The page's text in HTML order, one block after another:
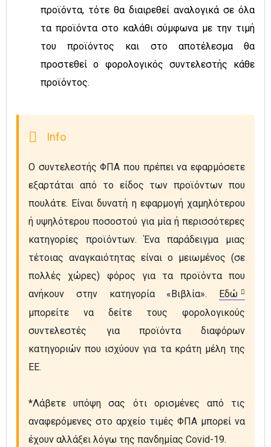
προϊόντα, τότε θα διαιρεθεί αναλογικά σε όλα
τα προϊόντα στο καλάθι σύμφωνα με την τιμή
του προϊόντος και στο αποτέλεσμα θα
προστεθεί ο φορολογικός συντελεστής κάθε
προϊόντος.
Ο συντελεστής ΦΠΑ που πρέπει να εφαρμόσετε
εξαρτάται από το είδος των προϊόντων που
πουλάτε. Είναι δυνατή η εφαρμογή χαμηλότερου
ή υψηλότερου ποσοστού για μία ή περισσότερες
κατηγορίες προϊόντων. Ένα παράδειγμα μιας
τέτοιας αναγκαιότητας είναι ο μειωμένος (σε
πολλές χώρες) φόρος για τα προϊόντα που
ανήκουν στην κατηγορία «Βιβλία».
Εδώ
μπορείτε να δείτε τους φορολογικούς
συντελεστές για προϊόντα διαφόρων
κατηγοριών που ισχύουν για τα κράτη μέλη της
ΕΕ.
*Λάβετε υπόψη σας ότι ορισμένες από τις
αναφερόμενες στο αρχείο τιμές ΦΠΑ μπορεί να
έχουν αλλάξει λόγω της πανδημίας Covid-19.